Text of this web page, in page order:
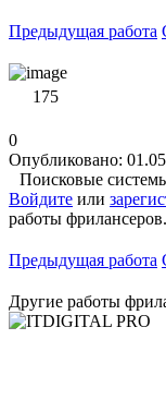
Предыдущая работа
175
0
Опубликовано:
Поисковые
Войдите или
работы фрилансеров.
Предыдущая работа
Другие работы